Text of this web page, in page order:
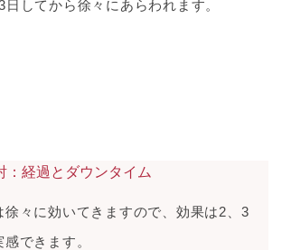
してから徐々にあらわれます。
：経過とダウンタイム
徐々に効いてきますので、効果は2、3
できます。